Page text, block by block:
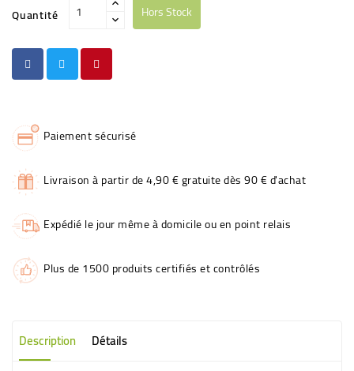
Quantité Hors Stock
Paiement sécurisé
Livraison à partir de 4,90 € gratuite dès 90 € d'achat
Expédié le jour même à domicile ou en point relais
Plus de 1500 produits certifiés et contrôlés
Description Détails